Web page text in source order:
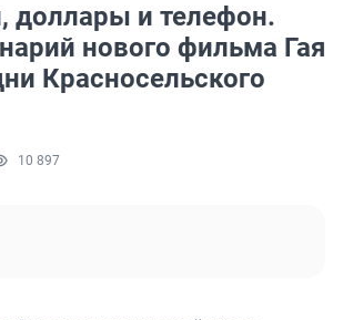
доллары и телефон.
нового фильма Гая
Красносельского
10 897